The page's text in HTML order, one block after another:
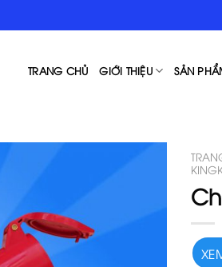
TRANG CHỦ GIỚI THIỆU SẢN